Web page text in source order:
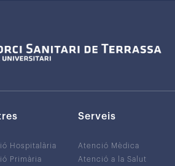
Hospitalària
Primària
Serveis
Atenció Mèdica
Atenció a la Salut